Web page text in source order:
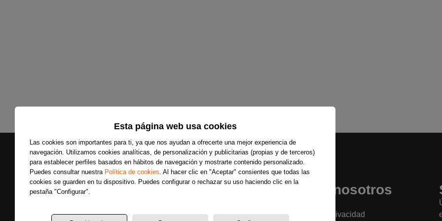
Esta página web usa cookies
Las cookies son importantes para ti, ya que nos ayudan a ofrecerte una mejor experiencia de
navegación. Utilizamos cookies analíticas, de personalización y publicitarias (propias y de terceros)
para establecer perfiles basados en hábitos de navegación y mostrarte contenido personalizado.
Puedes consultar nuestra Política de cookies. Al hacer clic en "Aceptar" consientes que todas las
cookies se guarden en tu dispositivo. Puedes configurar o rechazar su uso haciendo clic en la
pestaña "Configurar".
Secciones
Colaboradores
Sobre nosotros
Política de privacidad